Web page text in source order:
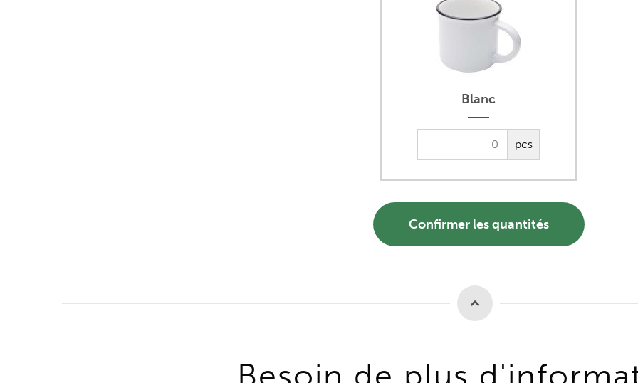
Blanc
pcs
Confirmer les quantités